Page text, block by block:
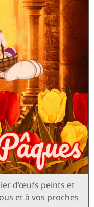
d’œufs peints et
et à vos proches